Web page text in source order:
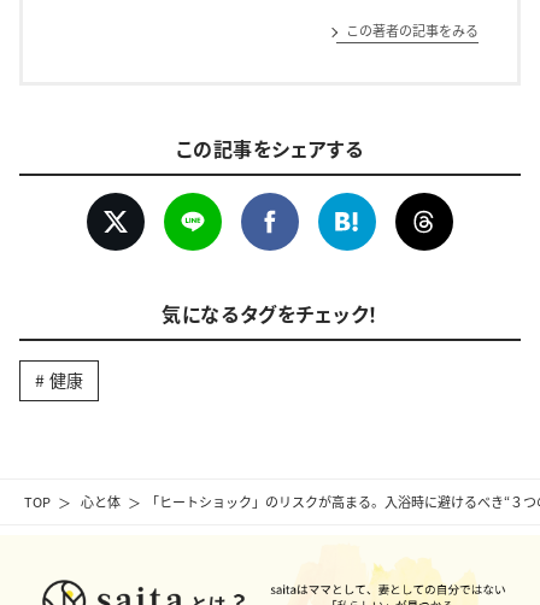
TOP 心と体 「ヒートショック」のリスクが高まる。入浴時に避けるべき“３
この著者の記事をみる
この記事をシェアする
気になるタグをチェック！
健康